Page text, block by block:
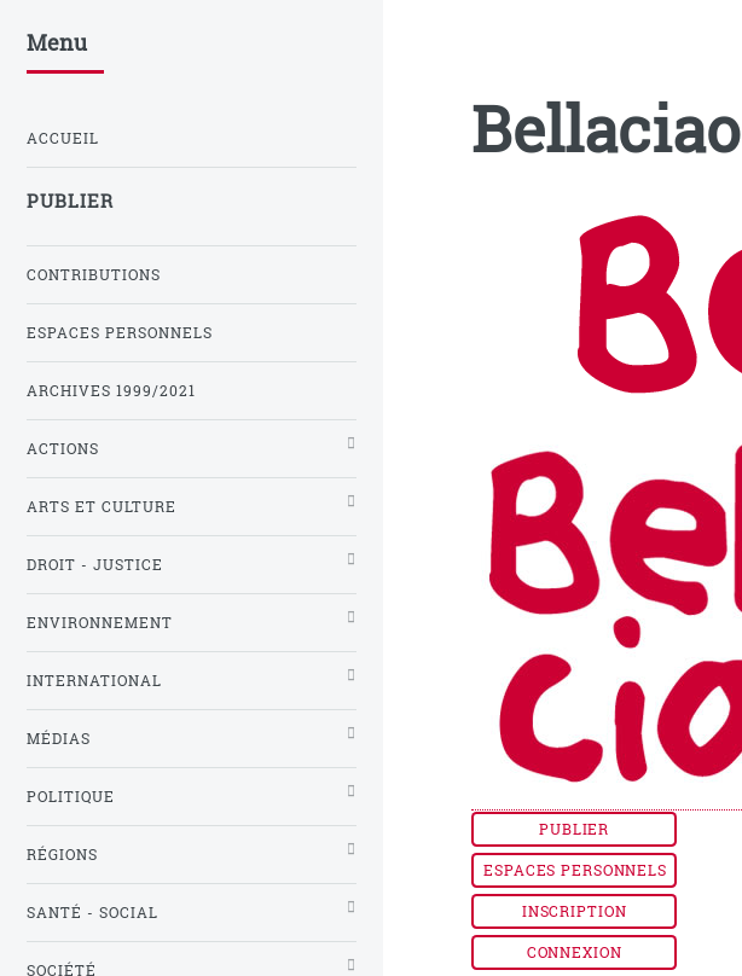
Bellaciao
PUBLIER
ESPACES PERSONNELS
INSCRIPTION
CONNEXION
Menu
ACCUEIL
PUBLIER
CONTRIBUTIONS
ESPACES PERSONNELS
ARCHIVES 1999/2021
ACTIONS
ARTS ET CULTURE
DROIT - JUSTICE
ENVIRONNEMENT
INTERNATIONAL
MÉDIAS
POLITIQUE
RÉGIONS
SANTÉ - SOCIAL
SOCIÉTÉ